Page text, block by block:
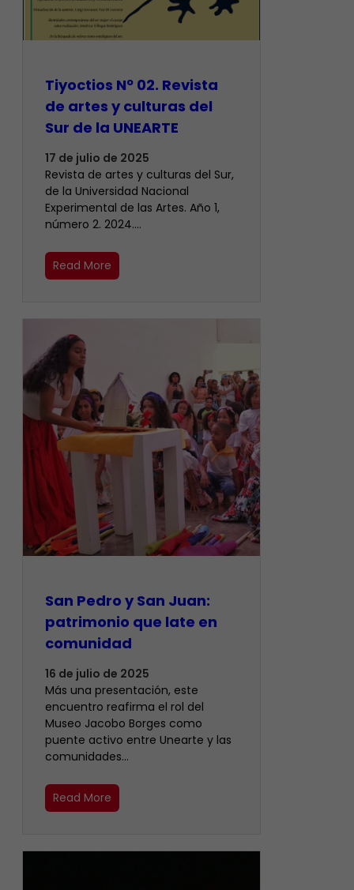
Tiyoctios Nº 02. Revista
de artes y culturas del
Sur de la UNEARTE
17 de julio de 2025
Revista de artes y culturas del Sur,
de la Universidad Nacional
Experimental de las Artes. Año 1,
número 2. 2024.…
Read More
San Pedro y San Juan:
patrimonio que late en
comunidad
16 de julio de 2025
Más una presentación, este
encuentro reafirma el rol del
Museo Jacobo Borges como
puente activo entre Unearte y las
comunidades…
Read More